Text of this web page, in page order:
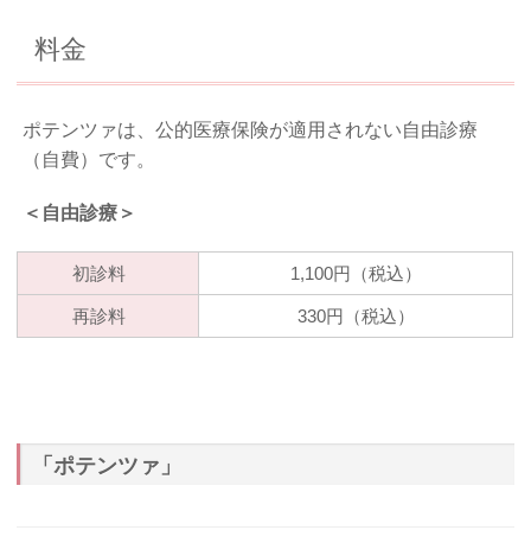
料金
ポテンツァは、公的医療保険が適用されない自由診療
（自費）です。
＜自由診療＞
初診料 1,100円（税込）
再診料 330円（税込）
「ポテンツァ」